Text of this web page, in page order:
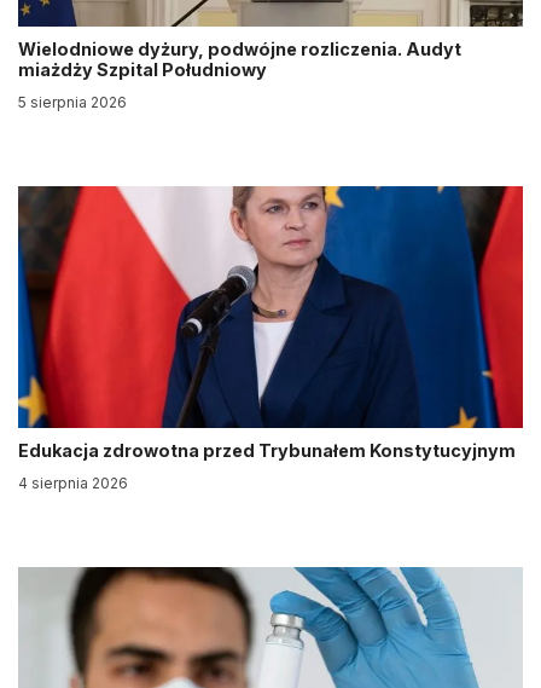
Wielodniowe dyżury, podwójne rozliczenia. Audyt
miażdży Szpital Południowy
5 sierpnia 2026
Edukacja zdrowotna przed Trybunałem Konstytucyjnym
4 sierpnia 2026